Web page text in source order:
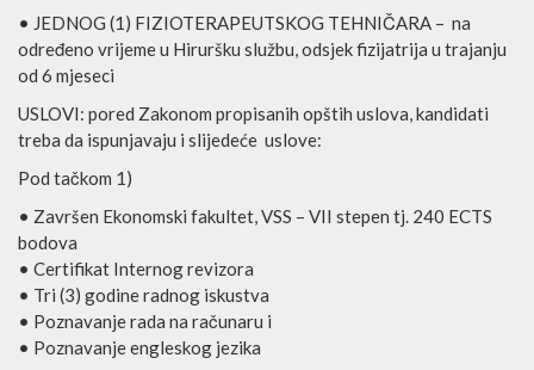
• JEDNOG (1) FIZIOTERAPEUTSKOG TEHNIČARA – na
određeno vrijeme u Hiruršku službu, odsjek fizijatrija u trajanju
od 6 mjeseci
USLOVI: pored Zakonom propisanih opštih uslova, kandidati
treba da ispunjavaju i slijedeće uslove:
Pod tačkom 1)
• Završen Ekonomski fakultet, VSS – VII stepen tj. 240 ECTS
bodova
• Certifikat Internog revizora
• Tri (3) godine radnog iskustva
• Poznavanje rada na računaru i
• Poznavanje engleskog jezika